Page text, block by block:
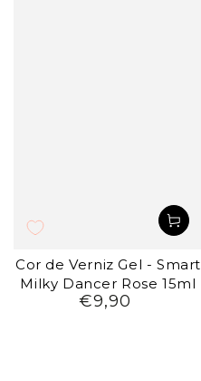
Cor de Verniz Gel - Smart
Milky Dancer Rose 15ml
Preço
€9,90